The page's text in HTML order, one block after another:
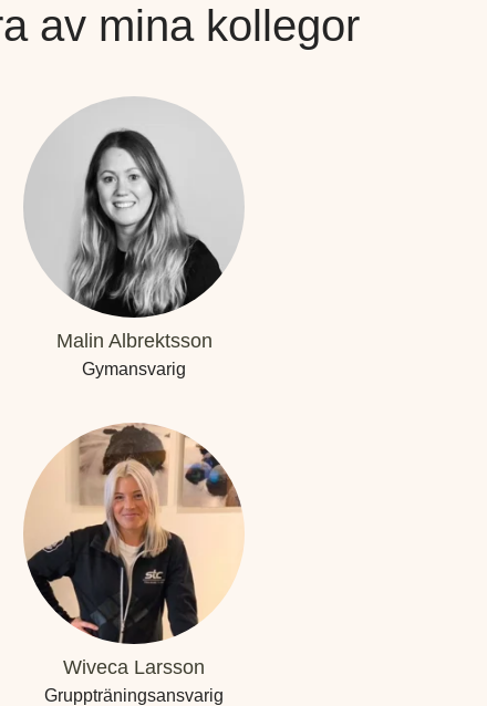
av mina kollegor
Malin Albrektsson
Gymansvarig
Wiveca Larsson
Gruppträningsansvarig